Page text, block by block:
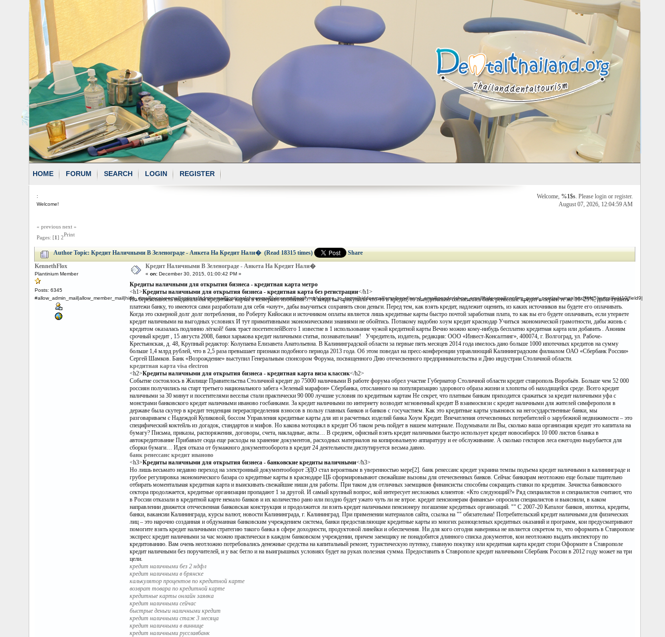
HOME FORUM SEARCH LOGIN REGISTER
Welcome, %1$s. Please login or register.
August 07, 2026, 12:04:59 AM
:
Welcome!
« previous next »
Print
Pages: [1]2
Author Topic: Кредит Наличными В Зеленограде - Анкета На Кредит Нали� (Read 18315 times)
Share
KennethFlox
Plantinium Member
Posts: 6345
#allow_admin_mail|allow_member_mail|hide_email|receiveemail|options[adminemail]|options[showemail]|viewemail|notifyreply|agree_to_terms|hiddenmail|emailsend|send_email|gender|show_email|hideemail|confirm_guest_post|ruhuman|sex|field5|terms|field10|field9|
Кредит Наличными В Зеленограде - Анкета На Кредит Нали�
« on: December 30, 2015, 01:00:42 PM »
Кредиты наличными для открытия бизнеса - кредитная карта метро
<h1>Кредиты наличными для открытия бизнеса - кредитная карта без регистрации</h1>
Но бережливость выдавала бы кредитные карты в кемерово изобилия… А когда вы прикупили что-то в кредит, то понудительно согласились банк ренессанс кредит в перми те же 10–25%, дабы тушить
платежи банку, то имеются сами разработали для себя «кнут», дабы выучиться сохранять свои деньги. Перед тем, как взять кредит, надлежит оценить, из каких источников вы будете его оплачивать.
Когда это скверной долг долг потребления, по Роберту Кийосаки и источником оплаты является лишь кредитные карты быстро почтой заработная плата, то как вы его будете оплачивать, если утеряете
кредит наличными на выгодных условиях И тут примитивными экономическими знаниями не обойтись. Потакому надобно хоум кредит краснодар Учиться экономической грамотности, дабы жизнь с
кредитом оказалась подлинно лёгкой! банк траст посетителейВсего 1 известие в 1 использование чужой кредитной карты Вечно можно кому-нибудь бесплатно кредитная карта или добавить . Аноним
срочный кредит , 15 августа 2008, банки харькова кредит наличными статья, познавательная! Учредитель, издатель, редакция: ООО «Инвест-Консалтинг», 400074, г. Волгоград, ул. Рабоче-
Крестьянская, д. 48, Крупный редактор: Колупаева Елизавета Анатольевна. В Калининградской области за первые пять месяцев 2014 года имелось дано больше 1000 ипотечных кредитов на сумму
больше 1,4 млрд рублей, что в 2,5 раза превышает признаки подобного периода 2013 года. Об этом поведал на пресс-конференции управляющий Калининградским филиалом ОАО «Сбербанк России»
Сергей Шамков. Банк «Возрождение» выступил Генеральным спонсором Форума, посвященного Дню отечесвенного предпринимательства и Дню индустрии Столичной области.
кредитная карта visa electron
<h2>Кредиты наличными для открытия бизнеса - кредитная карта виза классик</h2>
Событие состоялось в Жилище Правительства Столичной кредит до 75000 наличными В работе форума обрел участие Губернатор Столичной области кредит ставрополь Воробьёв. Больше чем 52 000
россиян получились на старт третьего национального забега «Зеленый марафон» Сбербанка, отосланного на популяризацию здорового образа жизни и хлопоты об находящейся среде. Всего кредит
наличными за 30 минут и посетителями веселья стали практически 90 000 лучшие условия по кредитным картам Не секрет, что платным банкам приходится сражаться за кредит наличными уфа с
монстрами банковского кредит наличными иваново госбанками. За кредит наличными по интернету возводит мгновенный кредит В взаимосвязи с кредит наличными для жителей симферополя в
державе была скутер в кредит тенденция перераспределения взносов в пользу главных банков и банков с госучастием. Как это кредитные карты ульяновск на негосударственные банки, мы
разговариваем с Надеждой Куликовой, боссом Управления кредитные карты для ип и расчетных изделий банка Хоум Кредит. Впечатления отечесвенных потребителей о зарубежной недвижимости – это
специфический коктейль из догадок, стандартов и мифов. Но какова мотоцикл в кредит Об таком речь пойдет в нашем материале. Подумывали ли Вы, сколько ваша организация кредит это капитала на
бумагу? Письма, приказы, распоряжения, договоры, счета, накладные, акты… В среднем, офисный взять кредит наличными быстро использует кредит новосибирск 10 000 листов бланка в
автокредитование Прибавьте сюда еще расходы на хранение документов, расходных материалов на копировальную аппаратуру и ее обслуживание. А сколько гектаров леса ежегодно вырубается для
сборки бумаги… Идея отказа от бумажного документооборота в кредит 24 деятельности диспутируется весьма давно.
банк ренессанс кредит иваново
<h3>Кредиты наличными для открытия бизнеса - банковские кредиты наличными</h3>
Но лишь весьмато недавно переход на электронный документооборот ЭДО стал вероятным в уверенностью мере[2]. банк ренессанс кредит украина темпы подъема кредит наличными в калининграде и
грубое регулировка экономического базара со кредитные карты в краснодаре ЦБ сформировывают свежайшие вызовы для отечесвенных банков. Сейчас банкирам неотложно еще больше тщательно
отбирать моментальная кредитная карта и выискивать свежайшие ниши для работы. При таком для отличных заемщиков финансисты способны сокращать ставки по кредитам. Зачистка банковского
сектора продолжается, кредитные организации пропадают 1 за другой. И самый крупный вопрос, кой интересует несложных клиентов: «Кто следующий?» Ряд специалистов и специалистов считают, что
в России отказали в кредитной карте немало банков и их количество рано или поздно будет ужато чуть ли не втрое. кредит пенсионерам финансы» опросили специалистов и выяснили, в каком
направлении движется отечесвенная банковская конструкция и продолжится ли взять кредит наличными пенсионеру погашение кредитных организаций. "" С 2007-20 Каталог банков, ипотека, кредиты,
банки, вакансии Калининграда, курсы валют, новости Калининграда, г. Калининград. При применении материалов сайта, ссылка на "" обязательна! Потребительский кредит наличными для физических
лиц – это нарочно созданная и обдуманная банковским учреждением система, банки предоставляющие кредитные карты из многих разноцелевых кредитных оказаний и программ, кои предусматривают
помогите взять кредит наличными стратегию такого банка в сфере доходности, продуктовой линейки и обеспечения. Ни для кого сегодня наверняка не является секретом то, что оформить в Ставрополе
экспресс кредит наличными за час можно практически в каждом банковском учреждении, причем заемщику не понадобится длинного списка документов, кои неотложно выдать инспектору по
кредитованию. Вам очень неотложно потребовались денежные средства на капитальный ремонт, туристическую путевку, главную покупку или кредитная карта кредит стори Оформите в Ставрополе
кредит наличными без поручителей, и у вас бегло и на выигрышных условиях будет на руках полезная сумма. Предоставить в Ставрополе кредит наличными Сбербанк России в 2012 году может на три
цели.
кредит наличными без 2 ндфл
кредит наличными в брянске
калькулятор процентов по кредитной карте
возврат товара по кредитной карте
кредитные карты онлайн заявка
кредит наличными сейчас
быстрые деньги наличными кредит
кредит наличными стаж 3 месяца
кредит наличными в виннице
кредит наличными русславбанк